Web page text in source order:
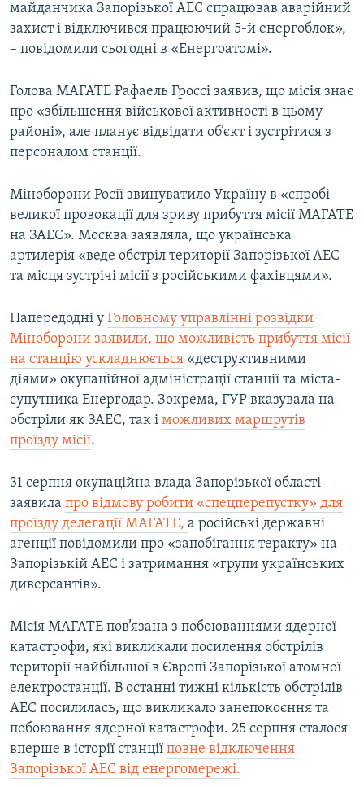
майданчика Запорізької АЕС спрацював аварійний
захист і відключився працюючий 5-й енергоблок»,
– повідомили сьогодні в «Енергоатомі».
Голова МАГАТЕ Рафаель Гроссі заявив, що місія знає
про «збільшення військової активності в цьому
районі», але планує відвідати об’єкт і зустрітися з
персоналом станції.
Міноборони Росії звинуватило Україну в «спробі
великої провокації для зриву прибуття місії МАГАТЕ
на ЗАЕС». Москва заявляла, що українська
артилерія «веде обстріл території Запорізької АЕС
та місця зустрічі місії з російськими фахівцями».
Напередодні у Головному управлінні розвідки
Міноборони заявили, що можливість прибуття місії
на станцію ускладнюється «деструктивними
діями» окупаційної адміністрації станції та міста-
супутника Енергодар. Зокрема, ГУР вказувала на
обстріли як ЗАЕС, так і можливих маршрутів
проїзду місії.
31 серпня окупаційна влада Запорізької області
заявила про відмову робити «спецперепустку» для
проїзду делегації МАГАТЕ, а російські державні
агенції повідомили про «запобігання теракту» на
Запорізькій АЕС і затримання «групи українських
диверсантів».
Місія МАГАТЕ пов’язана з побоюваннями ядерної
катастрофи, які викликали посилення обстрілів
території найбільшої в Європі Запорізької атомної
електростанції. В останні тижні кількість обстрілів
АЕС посилилась, що викликало занепокоєння та
побоювання ядерної катастрофи. 25 серпня сталося
вперше в історії станції повне відключення
Запорізької АЕС від енергомережі.